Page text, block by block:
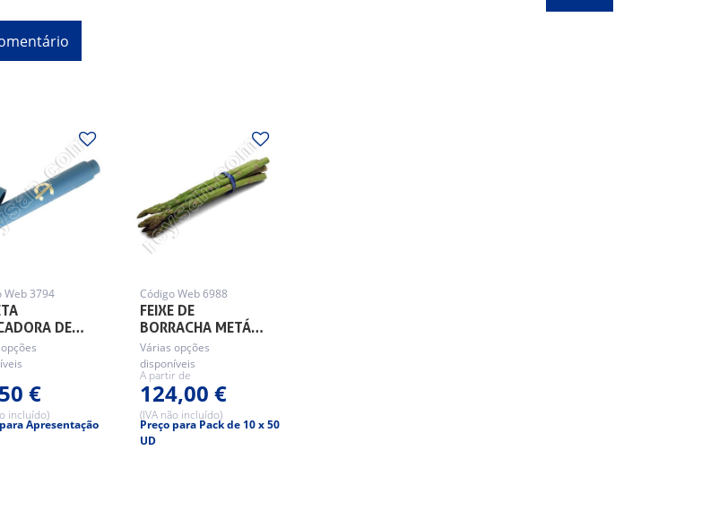
DE…
Web 3794
€
incluído)
Apresentação
FEIXE DE
BORRACHA METÁ…
Código Web 6988
Várias opções
disponíveis
A partir de
124,00 €
(IVA não incluído)
Preço para Pack de 10 x 50
UD